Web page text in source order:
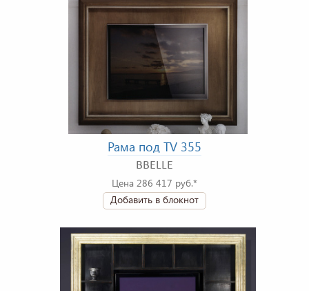
Рама под TV 355
BBELLE
Цена 286 417 руб.*
Добавить в блокнот